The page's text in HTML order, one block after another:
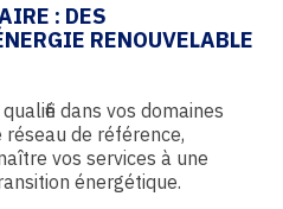
: DES
RENOUVELABLE
dans vos domaines
réseau de référence,
vos services à une
énergétique.